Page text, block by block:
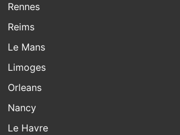
Rennes
Reims
Le Mans
Limoges
Orleans
Nancy
Le Havre